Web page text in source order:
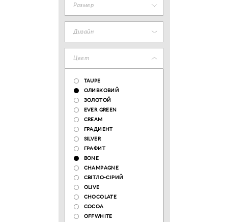
Размер
Дизайн
Цвет
TAUPE
ОЛИВКОВИЙ
ЗОЛОТОЙ
EVER GREEN
CREAM
ГРАДИЕНТ
SILVER
ГРАФИТ
BONE
CHAMPAGNE
СВІТЛО-СІРИЙ
OLIVE
CHOCOLATE
COCOA
OFFWHITE